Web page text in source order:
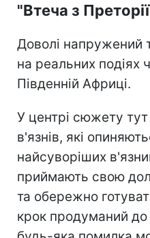
"Втеча з
Доволі напружений
на реальних подіях
Південній Африці.
У центрі сюжету тут
в'язнів, які
найсуворіших
приймають свою
та обережно
крок продуманий